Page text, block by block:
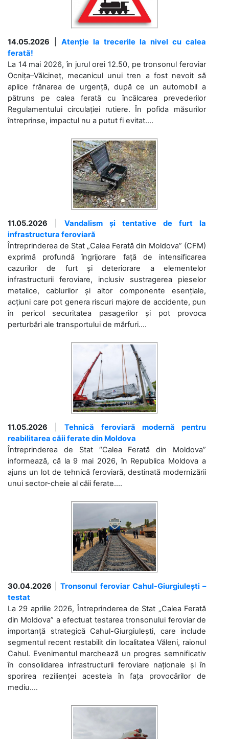
14.05.2026
Atenție la trecerile la nivel cu calea
ferată!
La 14 mai 2026, în jurul orei 12.50, pe tronsonul feroviar
Ocnița–Vălcineț, mecanicul unui tren a fost nevoit să
aplice frânarea de urgență, după ce un automobil a
pătruns pe calea ferată cu încălcarea prevederilor
Regulamentului circulației rutiere. În pofida măsurilor
întreprinse, impactul nu a putut fi evitat....
11.05.2026
Vandalism și tentative de furt la
infrastructura feroviară
Întreprinderea de Stat „Calea Ferată din Moldova” (CFM)
exprimă profundă îngrijorare față de intensificarea
cazurilor de furt și deteriorare a elementelor
infrastructurii feroviare, inclusiv sustragerea pieselor
metalice, cablurilor și altor componente esențiale,
acțiuni care pot genera riscuri majore de accidente, pun
în pericol securitatea pasagerilor și pot provoca
perturbări ale transportului de mărfuri....
11.05.2026 |Tehnică feroviară modernă pentru
reabilitarea căii ferate din Moldova
Întreprinderea de Stat “Calea Ferată din Moldova”
informează, că la 9 mai 2026, în Republica Moldova a
ajuns un lot de tehnică feroviară, destinată modernizării
unui sector-cheie al căii ferate....
30.04.2026 |Tronsonul feroviar Cahul-Giurgiulești –
testat
La 29 aprilie 2026, Întreprinderea de Stat „Calea Ferată
din Moldova” a efectuat testarea tronsonului feroviar de
importanță strategică Cahul-Giurgiulești, care include
segmentul recent restabilit din localitatea Văleni, raionul
Cahul. Evenimentul marchează un progres semnificativ
în consolidarea infrastructurii feroviare naționale și în
sporirea rezilienței acesteia în fața provocărilor de
mediu....